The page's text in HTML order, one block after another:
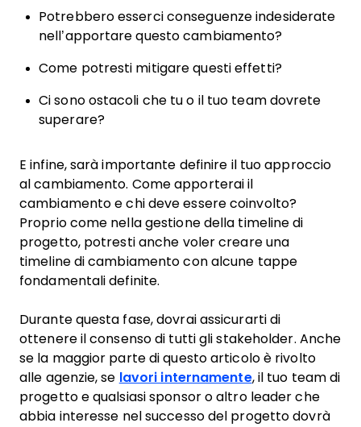
Potrebbero esserci conseguenze indesiderate
nell’apportare questo cambiamento?
Come potresti mitigare questi effetti?
Ci sono ostacoli che tu o il tuo team dovrete
superare?
E infine, sarà importante definire il tuo approccio
al cambiamento. Come apporterai il
cambiamento e chi deve essere coinvolto?
Proprio come nella gestione della timeline di
progetto, potresti anche voler creare una
timeline di cambiamento con alcune tappe
fondamentali definite.
Durante questa fase, dovrai assicurarti di
ottenere il consenso di tutti gli stakeholder. Anche
se la maggior parte di questo articolo è rivolto
alle agenzie, se lavori internamente, il tuo team di
progetto e qualsiasi sponsor o altro leader che
abbia interesse nel successo del progetto dovrà